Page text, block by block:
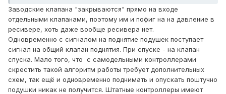
Так вот лет 10 назад, когда я экспериментировал и
подбирал себе клапана для пневмы, Я ставил
эксперименты и получил следующие результаты:
- Если взять клапан с 3 мм седлом и дунуть в него в
прямом направлении, то держит он очень много,
максимального давления от моего компрессора не
хватало, чтобы клапан начал травить.
Заводские клапана "закрываются" прямо на входе
отдельными клапанами, поэтому им и пофиг на на давление в
ресивере, хоть даже вообще ресивера нет.
Одновременно с сигналом на поднятие подушек поступает
сигнал на общий клапан поднятия. При спуске - на клапан
спуска. Мало того, что с самодельными контроллерами
скрестить такой алгоритм работы требует дополнительных
схем, так ещё и одновременно поднимать и опускать поштучно
подушки никак не получится. Штатные контроллеры имеют